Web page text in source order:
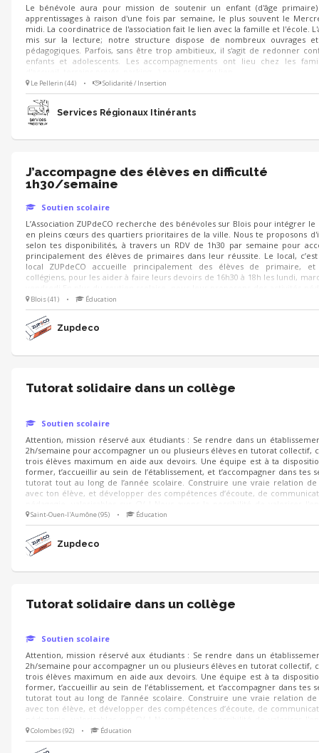
Le bénévole aura pour mission de soutenir un enfant (d'âge primaire)
apprentissages à raison d'une fois par semaine, le plus souvent le
midi. La coordinatrice de l'association fait le lien avec la famille et l'école.
mis sur la lecture; notre structure dispose de nombreux ouvrages
pédagogiques. Parfois, sans être trop ambitieux, il s'agit de redonner
enfants et adolescents. Les accompagnements ont lieu chez les
Le Pellerin (44) • Solidarité / Insertion
Services Régionaux Itinérants
J’accompagne des élèves en difficulté
1h30/semaine
Soutien scolaire
L’Association ZUPdeCO recherche des bénévoles sur Blois pour intégrer le
en pleins cœurs des quartiers prioritaires de la ville. Nous te proposons
selon tes disponibilités, à travers un RDV de 1h30 par semaine pour
principalement des élèves de primaires dans leur réussite. Le local,
local ZUPdeCO accueille principalement des élèves de primaire, et
collégiens, pour les aider à faire leurs devoirs de 16h30 à 18h les lundi,
lorsque les devoirs sont terminés. Cette expérience est ouverte à tout le
Blois (41) • Éducation
Zupdeco
Tutorat solidaire dans un collège
Soutien scolaire
Attention, mission réservé aux étudiants : Se rendre dans un
2h/semaine pour accompagner un ou plusieurs élèves en tutorat collectif,
trois élèves maximum en aide aux devoirs. Une équipe est à ta
former, t’accueillir au sein de l’établissement, et t’accompagner dans tes
tutorat tout au long de l’année scolaire. Construire une vraie relation de
avec ton élève, et développer des compétences d’écoute, de
sous forme de stage. Pour en savoir plus n'hésitez pas à nous écrire, merci !
Saint-Ouen-l'Aumône (95) • Éducation
Zupdeco
Tutorat solidaire dans un collège
Soutien scolaire
Attention, mission réservé aux étudiants : Se rendre dans un
2h/semaine pour accompagner un ou plusieurs élèves en tutorat collectif,
trois élèves maximum en aide aux devoirs. Une équipe est à ta
former, t’accueillir au sein de l’établissement, et t’accompagner dans tes
tutorat tout au long de l’année scolaire. Construire une vraie relation de
avec ton élève, et développer des compétences d’écoute, de
sous forme de stage. Pour en savoir plus n'hésitez pas à nous écrire, merci !
Colombes (92) • Éducation